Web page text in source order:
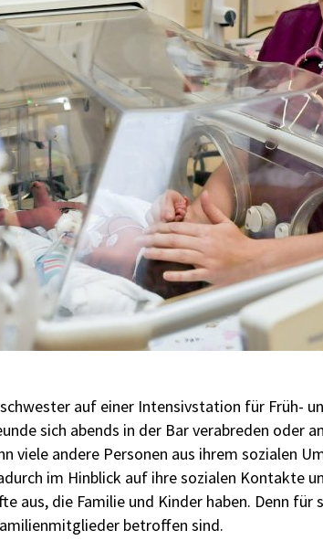
auf einer Intensivstation für Früh-
sich abends in der Bar verabreden oder
viele andere Personen aus ihrem sozialen
im Hinblick auf ihre sozialen Kontakte
aus, die Familie und Kinder haben. Denn
betroffen sind.